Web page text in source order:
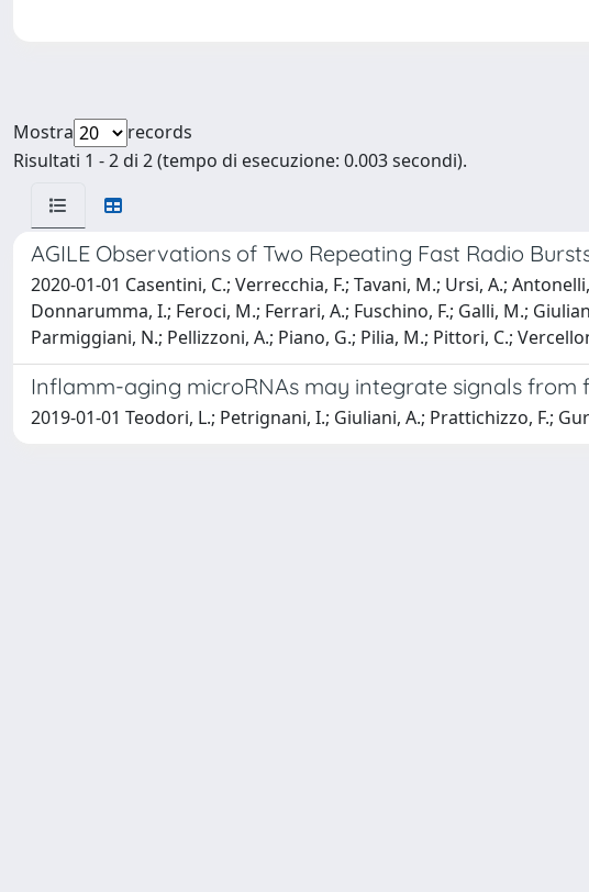
Mostra
records
Risultati 1 - 2 di 2 (tempo di esecuzione: 0.003 secondi).
AGILE Observations of Two Repeating Fast Radio
2020-01-01 Casentini, C.; Verrecchia, F.; Tavani, M.; Ursi, A.;
Donnarumma, I.; Feroci, M.; Ferrari, A.; Fuschino, F.; Galli, M.;
Parmiggiani, N.; Pellizzoni, A.; Piano, G.; Pilia, M.; Pittori, C.;
Inflamm-aging microRNAs may integrate signals
2019-01-01 Teodori, L.; Petrignani, I.; Giuliani, A.; Prattichizzo, F.;